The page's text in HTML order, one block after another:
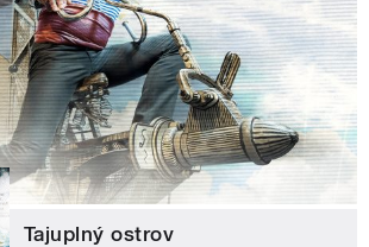
Tajuplný ostrov